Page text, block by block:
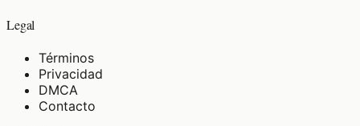
Legal
Términos
Privacidad
DMCA
Contacto